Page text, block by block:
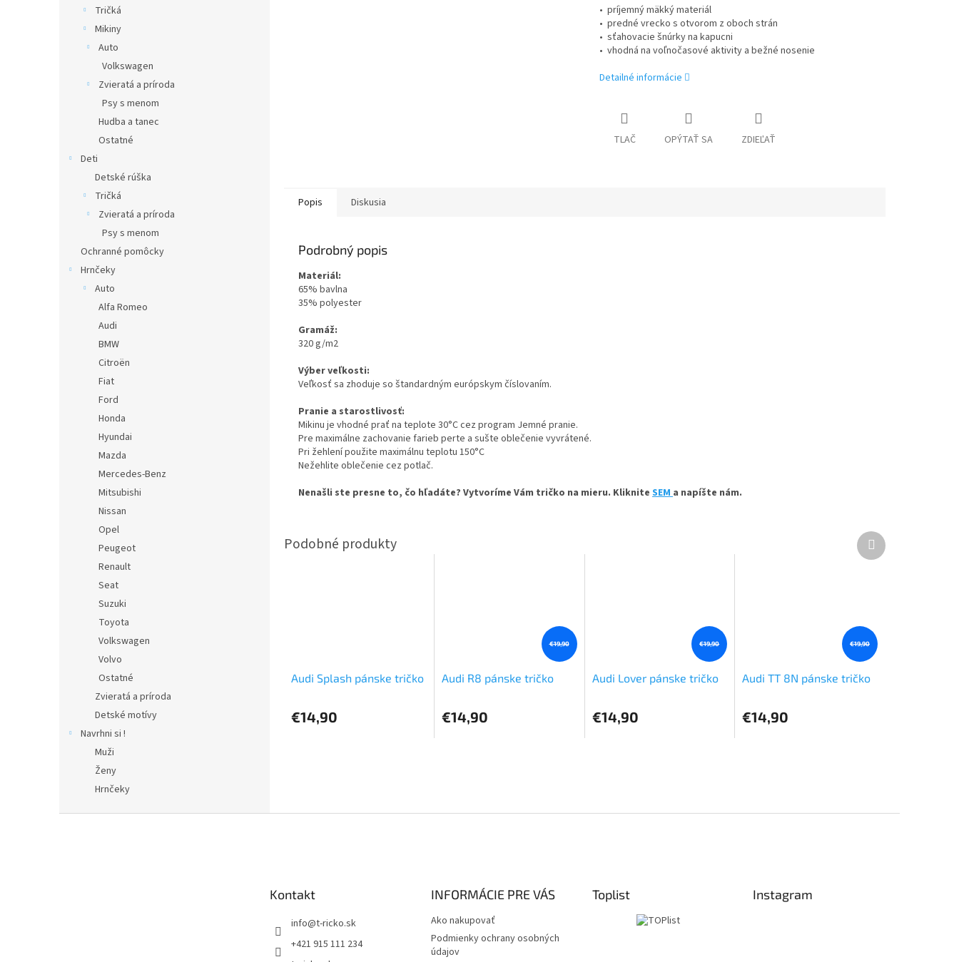
Tričká
Mikiny
Auto
Volkswagen
Zvieratá a príroda
Psy s menom
Hudba a tanec
Ostatné
Deti
Detské rúška
Tričká
Zvieratá a príroda
Psy s menom
Ochranné pomôcky
Hrnčeky
Auto
Alfa Romeo
Audi
BMW
Citroën
Fiat
Ford
Honda
Hyundai
Mazda
Mercedes-Benz
Mitsubishi
Nissan
Opel
Peugeot
Renault
Seat
Suzuki
Toyota
Volkswagen
Volvo
Ostatné
Zvieratá a príroda
Detské motívy
Navrhni si !
Muži
Ženy
Hrnčeky
• príjemný mäkký materiál
• predné vrecko s otvorom z oboch strán
• sťahovacie šnúrky na kapucni
• vhodná na voľnočasové aktivity a bežné nosenie
Detailné informácie
TLAČ OPÝTAŤ SA ZDIEĽAŤ
Popis Diskusia
Podrobný popis
Materiál:
65% bavlna
35% polyester
Gramáž:
320 g/m2
Výber veľkosti:
Veľkosť sa zhoduje so štandardným európskym číslovaním.
Pranie a starostlivosť:
Mikinu je vhodné prať na teplote 30°C cez program Jemné pranie.
Pre maximálne zachovanie farieb perte a sušte oblečenie vyvrátené.
Pri žehlení použite maximálnu teplotu 150°C
Nežehlite oblečenie cez potlač.
Nenašli ste presne to, čo hľadáte? Vytvoríme Vám tričko na mieru. Kliknite SEM a napíšte nám.
Audi Splash pánske tričko
€14,90
€19,90
Audi R8 pánske tričko
€14,90
€19,90
Audi Lover pánske tričko
€14,90
€19,90
Audi TT 8N pánske tričko
€14,90
Ďalší
produkt
Kontakt
info@t-ricko.sk
+421 915 111 234
INFORMÁCIE PRE VÁS
Ako nakupovať
Podmienky ochrany osobných
údajov
Toplist Instagram